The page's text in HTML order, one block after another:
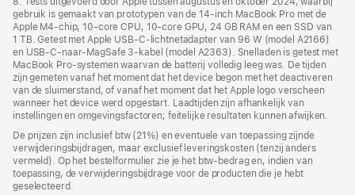
gebruik is gemaakt van prototypen van de 14‑inch MacBook Pro met de
Apple M4-chip, 10‑core CPU, 10‑core GPU, 24 GB RAM en een SSD van
1 TB. Getest met Apple USB‑C-lichtnetadapter van 96 W (model A2166)
en USB‑C-naar-MagSafe 3-kabel (model A2363). Snelladen is getest met
MacBook Pro-systemen waarvan de batterij volledig leeg was. De tijden
zijn gemeten vanaf het moment dat het device begon met het deactiveren
van de sluimerstand, of vanaf het moment dat het Apple logo verscheen
wanneer het device werd opgestart. Laadtijden zijn afhankelijk van
instellingen en omgevings­­factoren; feitelijke resultaten kunnen afwijken.
De prijzen zijn inclusief btw (21%) en eventuele van toepassing zijnde
verwijderingsbijdragen, maar exclusief leveringskosten (tenzij anders
vermeld). Op het bestelformulier zie je het btw-bedrag en, indien van
toepassing, de verwijderingsbijdrage voor de producten die je hebt
geselecteerd.